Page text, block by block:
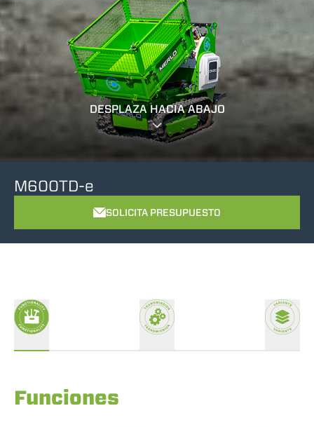
DESPLAZA HACIA ABAJO
M600TD-e
SOLICITA PRESUPUESTO
Funciones